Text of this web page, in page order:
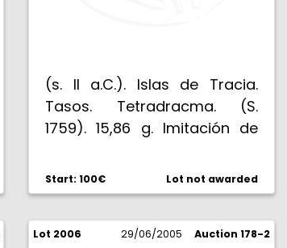
(s. II a.C.). Islas de Tracia.
Tasos. Tetradracma. (S.
1759). 15,86 g. Imitación de
BC+.
Start: 100€ Lot not awarded
Lot 2006 29/06/2005 Auction 178-2